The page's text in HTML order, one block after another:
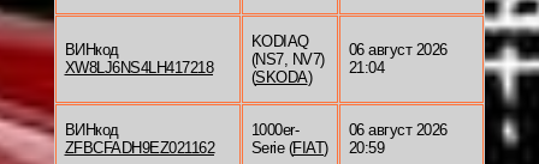
ВИНкод
XW8LJ6NS4LH417218
KODIAQ
(NS7, NV7)
(SKODA)
06 август 2026
21:04
ВИНкод
ZFBCFADH9EZ021162
1000er-
Serie (FIAT)
06 август 2026
20:59